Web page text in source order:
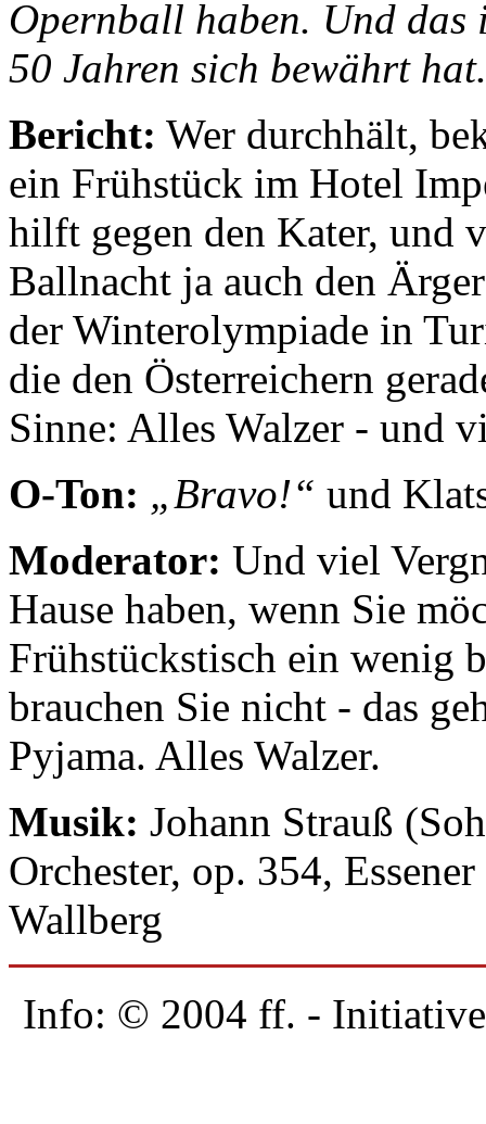
Opernball haben. Und das
50 Jahren sich bewährt
Bericht: Wer durchhält,
ein Frühstück im Hotel
hilft gegen den Kater, und
Ballnacht ja auch den
der Winterolympiade in
die den Österreichern
Sinne: Alles Walzer - und
O-Ton: „Bravo!“ und
Moderator: Und viel
Hause haben, wenn Sie
Frühstückstisch ein wenig
brauchen Sie nicht - das
Pyjama. Alles Walzer.
Musik: Johann Strauß
Orchester, op. 354,
Wallberg
Info: © 2004 ff. -